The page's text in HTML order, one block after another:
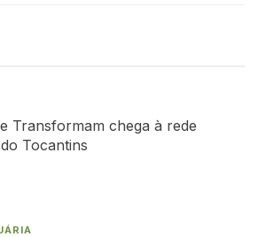
Transformam chega à rede
Tocantins